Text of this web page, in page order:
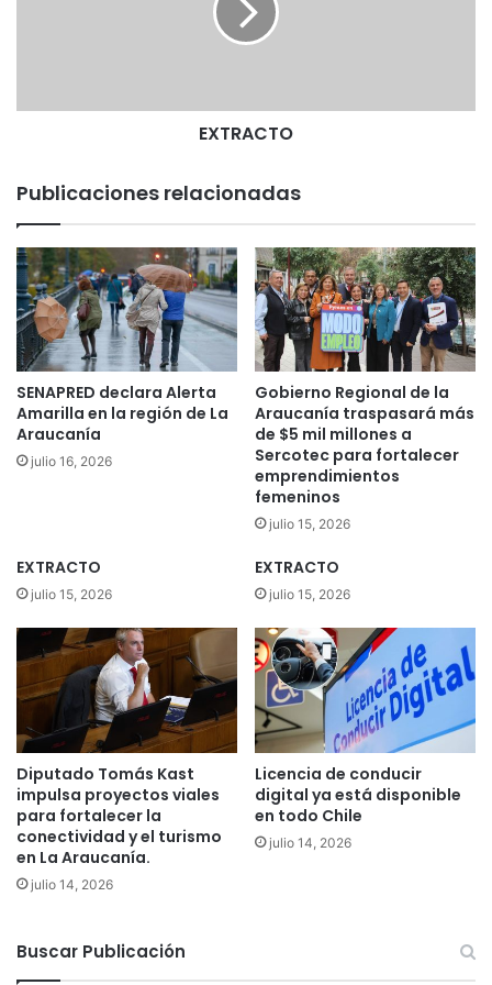
A
r
a
u
c
a
n
í
a
:
"
N
d
e
u
e
d
e
n
v
a
n
o
"
EXTRACTO
Publicaciones relacionadas
SENAPRED declara Alerta
Amarilla en la región de La
Araucanía
julio 16, 2026
Gobierno Regional de la
Araucanía traspasará más
de $5 mil millones a
Sercotec para fortalecer
emprendimientos
femeninos
julio 15, 2026
EXTRACTO
julio 15, 2026
EXTRACTO
julio 15, 2026
Diputado Tomás Kast
impulsa proyectos viales
para fortalecer la
conectividad y el turismo
en La Araucanía.
julio 14, 2026
Licencia de conducir
digital ya está disponible
en todo Chile
julio 14, 2026
Buscar Publicación